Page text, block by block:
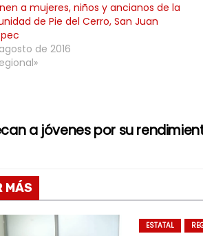
a mujeres, niños y ancianos de la
de Pie del Cerro, San Juan
de 2016
a jóvenes por su
MÁS
ESTATAL